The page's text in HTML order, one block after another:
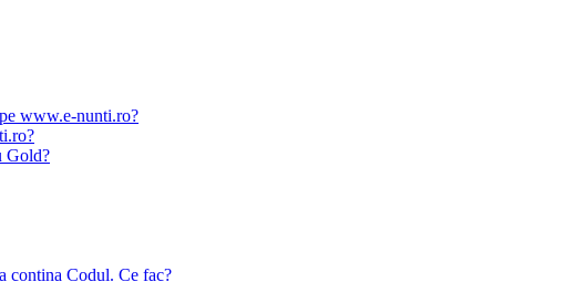
www.e-nunti.ro?
Gold?
contina Codul. Ce fac?